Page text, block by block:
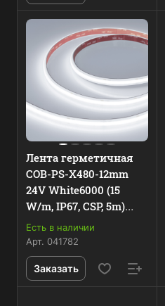
Лента герметичная
COB-PS-X480-12mm
24V White6000 (15
W/m, IP67, CSP, 5m)
(Arlight, -) 041782
Есть в наличии
Арт. 041782
Заказать